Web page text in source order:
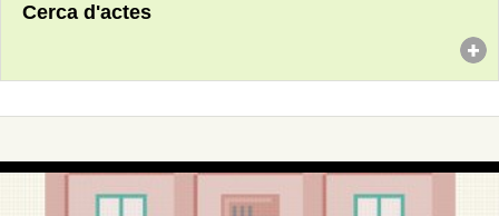
Cerca d'actes